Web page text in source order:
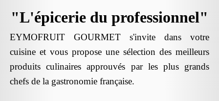
"L'épicerie du professionnel"
EYMOFRUIT GOURMET s'invite dans votre
cuisine et vous propose une sélection des meilleurs
produits culinaires approuvés par les plus grands
chefs de la gastronomie française.